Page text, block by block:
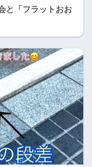
と「フラットおお